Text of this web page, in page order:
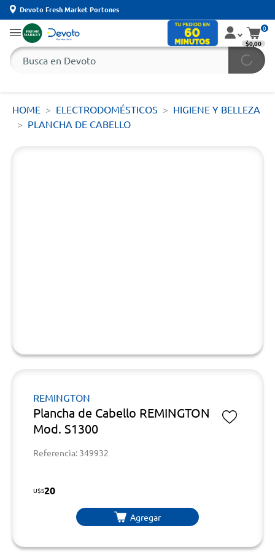
Devoto Fresh Market Portones
0
$0,00
HOME ELECTRODOMÉSTICOS
HIGIENE Y BELLEZA
PLANCHA DE CABELLO
REMINGTON
Plancha de Cabello REMINGTON
Mod. S1300
Referencia: 349932
U$S20
Agregar